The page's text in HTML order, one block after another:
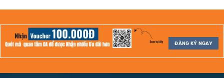
ĐĂNG KÝ NGAY